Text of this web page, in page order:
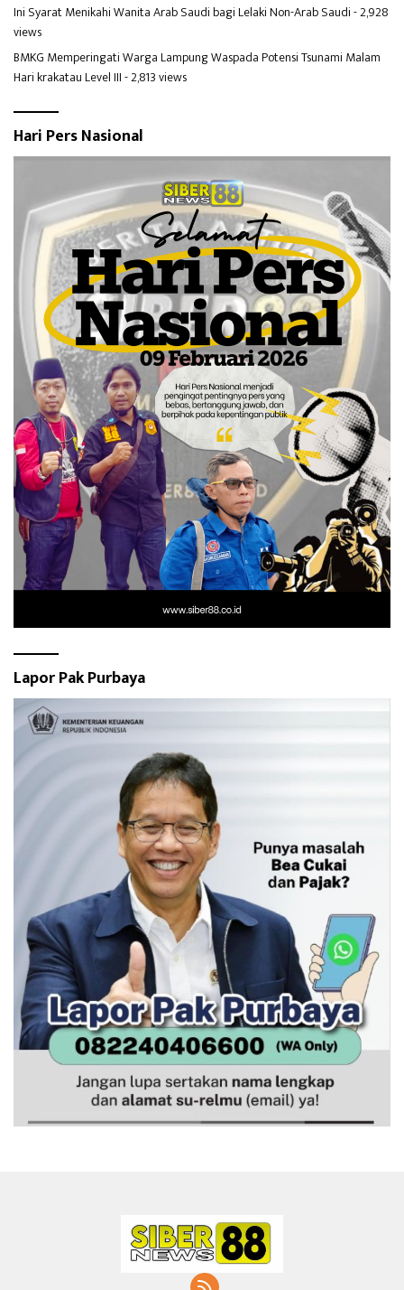
Ini Syarat Menikahi Wanita Arab Saudi bagi Lelaki Non-Arab Saudi- 2,928
views
BMKG Memperingati Warga Lampung Waspada Potensi Tsunami Malam
Hari krakatau Level III- 2,813 views
Hari Pers Nasional
Lapor Pak Purbaya